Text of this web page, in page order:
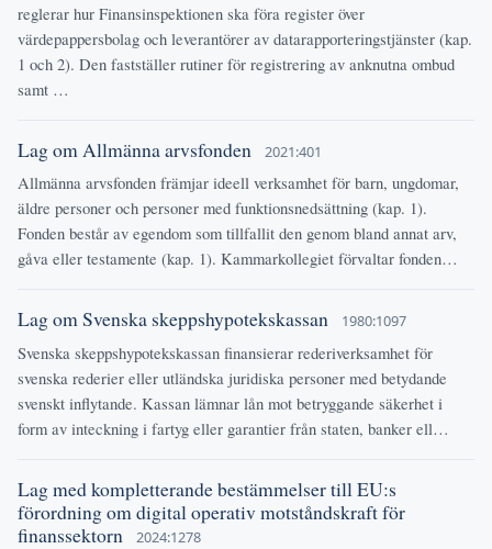
reglerar hur Finansinspektionen ska föra register över
värdepappersbolag och leverantörer av datarapporteringstjänster (kap.
1 och 2). Den fastställer rutiner för registrering av anknutna ombud
samt …
Lag om Allmänna arvsfonden 2021:401
Allmänna arvsfonden främjar ideell verksamhet för barn, ungdomar,
äldre personer och personer med funktionsnedsättning (kap. 1).
Fonden består av egendom som tillfallit den genom bland annat arv,
gåva eller testamente (kap. 1). Kammarkollegiet förvaltar fonden…
Lag om Svenska skeppshypotekskassan 1980:1097
Svenska skeppshypotekskassan finansierar rederiverksamhet för
svenska rederier eller utländska juridiska personer med betydande
svenskt inflytande. Kassan lämnar lån mot betryggande säkerhet i
form av inteckning i fartyg eller garantier från staten, banker ell…
Lag med kompletterande bestämmelser till EU:s
förordning om digital operativ motståndskraft för
finanssektorn
2024:1278